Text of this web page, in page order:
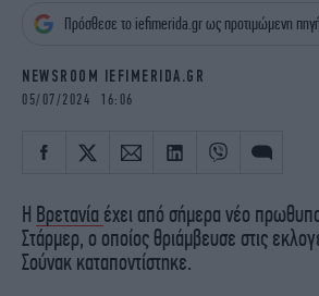
iBOOKS
MEDIA
Πρόσθεσε το iefimerida.gr ως προτιμώμενη
NEWSROOM IEFIMERIDA.GR
05/07/2024 16:06
Η Βρετανία έχει από σήμερα νέο
Στάρμερ, ο οποίος θριάμβευσε στις
Σούνακ καταποντίστηκε.